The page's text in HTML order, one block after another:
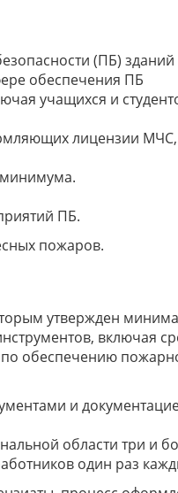
(ПБ)
обеспечения ПБ
учащихся и
лицензии
ПБ.
пожаров.
утвержден
включая
обеспечению
и
области три и
один раз